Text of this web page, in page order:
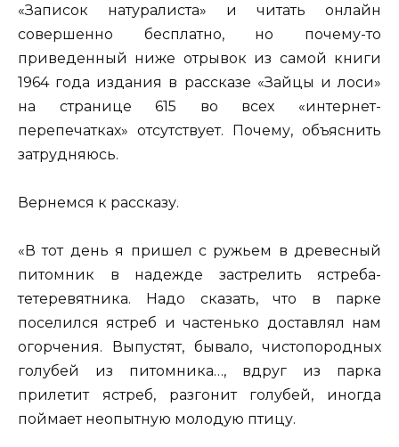
«Записок натуралиста» и читать онлайн
совершенно бесплатно, но почему-то
приведенный ниже отрывок из самой книги
1964 года издания в рассказе «Зайцы и лоси»
на странице 615 во всех «интернет-
перепечатках» отсутствует. Почему, объяснить
затрудняюсь.
Вернемся к рассказу.
«В тот день я пришел с ружьем в древесный
питомник в надежде застрелить ястреба-
тетеревятника. Надо сказать, что в парке
поселился ястреб и частенько доставлял нам
огорчения. Выпустят, бывало, чистопородных
голубей из питомника…, вдруг из парка
прилетит ястреб, разгонит голубей, иногда
поймает неопытную молодую птицу.